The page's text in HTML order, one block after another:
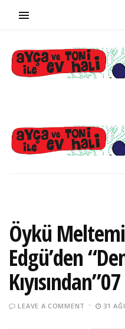
Öykü
Edgü’den
LEAVE A COMMENT 31